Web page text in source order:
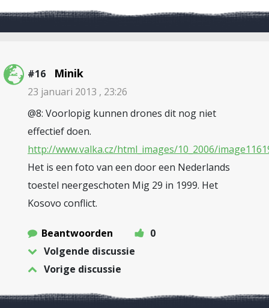
#16 Minik
23 januari 2013 , 23:26
@8: Voorlopig kunnen drones dit nog niet
effectief doen.
http://www.valka.cz/html_images/10_2006/
Het is een foto van een door een Nederlands
toestel neergeschoten Mig 29 in 1999. Het
Kosovo conflict.
Beantwoorden
0
Volgende discussie
Vorige discussie